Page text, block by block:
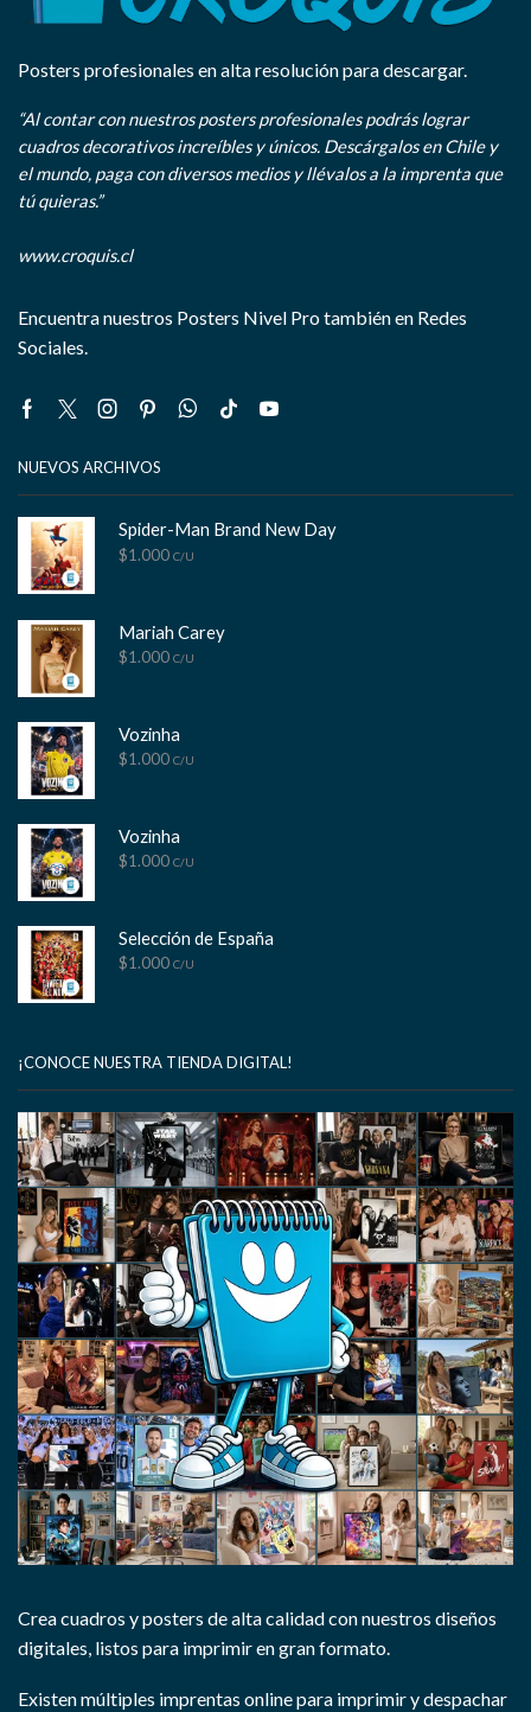
Posters profesionales en alta resolución para descargar.
“Al contar con nuestros posters profesionales podrás lograr
cuadros decorativos increíbles y únicos. Descárgalos en Chile y
el mundo, paga con diversos medios y llévalos a la imprenta que
tú quieras.”
www.croquis.cl
Encuentra nuestros Posters Nivel Pro también en Redes
Sociales.
Facebook
TwitterInstagram
PinterestWhatsapp
Tik- Youtube
NUEVOS ARCHIVOS
Spider-Man Brand New Day
$1.000 C/U
Mariah Carey
$1.000 C/U
Vozinha
$1.000 C/U
Vozinha
$1.000 C/U
Selección de España
$1.000 C/U
¡CONOCE NUESTRA TIENDA DIGITAL!
Crea cuadros y posters de alta calidad con nuestros diseños
digitales, listos para imprimir en gran formato.
Existen múltiples imprentas online para imprimir y despachar